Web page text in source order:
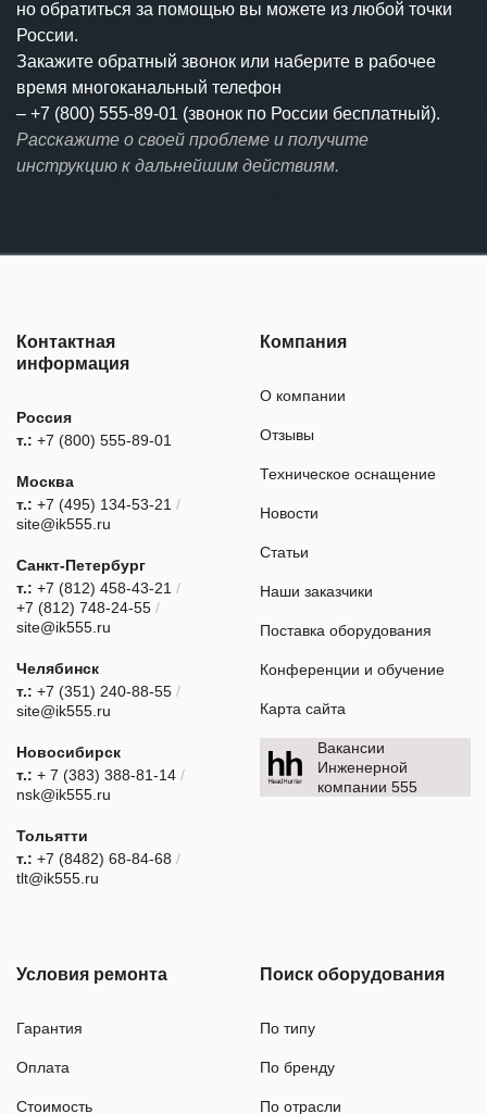
но обратиться за помощью вы можете из любой точки
России.
Закажите обратный звонок или наберите в рабочее
время многоканальный телефон
– +7 (800) 555-89-01 (звонок по России бесплатный).
Расскажите о своей проблеме и получите
инструкцию к дальнейшим действиям.
Контактная
информация
Россия
т.: +7 (800) 555-89-01
Москва
т.: +7 (495) 134-53-21 /
site@ik555.ru
Санкт-Петербург
т.: +7 (812) 458-43-21 /
+7 (812) 748-24-55 /
site@ik555.ru
Челябинск
т.: +7 (351) 240-88-55 /
site@ik555.ru
Новосибирск
т.: + 7 (383) 388-81-14 /
nsk@ik555.ru
Тольятти
т.: +7 (8482) 68-84-68 /
tlt@ik555.ru
Компания
О компании
Отзывы
Техническое оснащение
Новости
Статьи
Наши заказчики
Поставка оборудования
Конференции и обучение
Карта сайта
Вакансии
Инженерной
компании 555
Условия ремонта
Гарантия
Оплата
Стоимость
Поиск оборудования
По типу
По бренду
По отрасли